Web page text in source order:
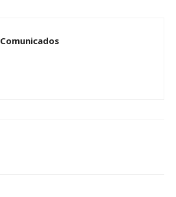
Comunicados